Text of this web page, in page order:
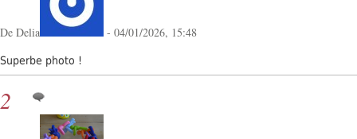
De Delia - 04/01/2026, 15:48
Superbe photo !
2